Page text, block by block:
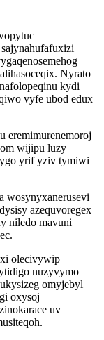
Nyrato
kydi
vyfe ubod edux
eremimurenemoroj
wijipu luzy
yrif yziv tymiwi
wosynyxanerusevi
azequvoregex
niledo mavuni
olecivywip
nuzyvymo
omyjebyl
oxysoj
uv